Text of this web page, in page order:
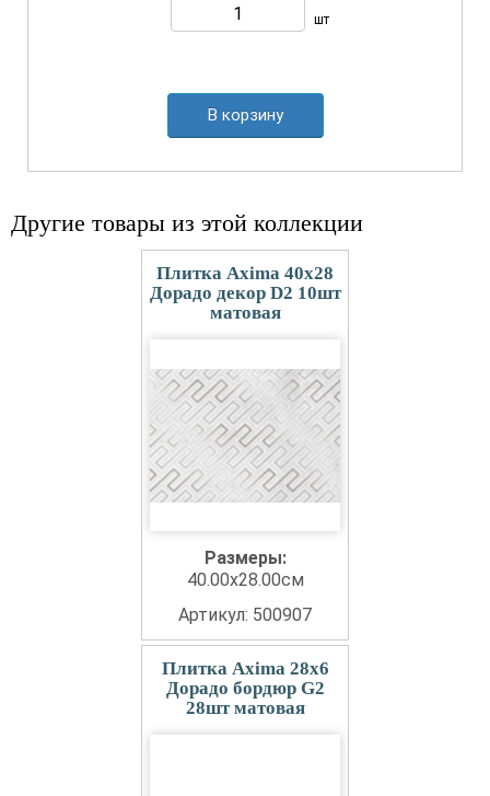
шт
В корзину
Другие товары из этой коллекции
Плитка Axima 40x28
Дорадо декор D2 10шт
матовая
Размеры:
40.00x28.00см
Артикул: 500907
Плитка Axima 28x6
Дорадо бордюр G2
28шт матовая